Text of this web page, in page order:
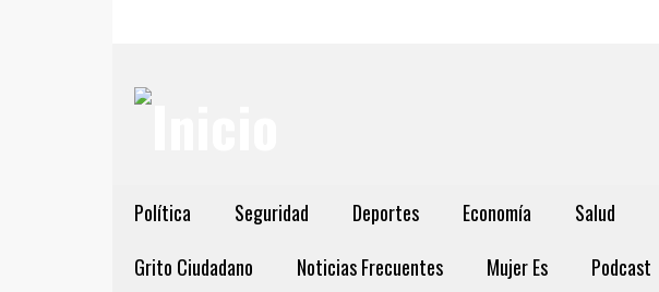
Política Seguridad Deportes Economía Salud
Grito Ciudadano
Noticias Frecuentes Mujer Es Podcast